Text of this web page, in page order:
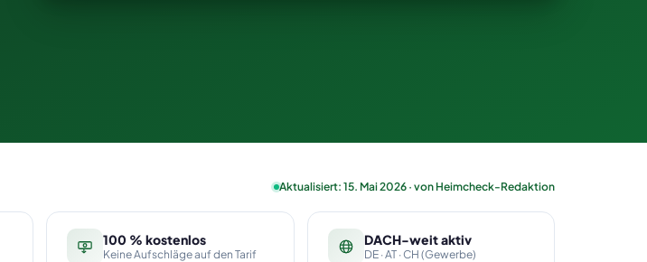
Aktualisiert: 15. Mai 2026 · von Heimcheck-Redaktion
100 % kostenlos
Keine Aufschläge auf den Tarif
DACH-weit aktiv
DE · AT · CH (Gewerbe)